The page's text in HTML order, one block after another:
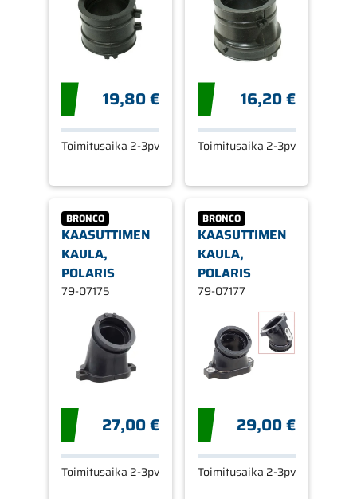
19,80 €
Toimitusaika 2-3pv
16,20 €
Toimitusaika 2-3pv
BRONCO
KAASUTTIMEN
KAULA,
POLARIS
79-07175
27,00 €
Toimitusaika 2-3pv
BRONCO
KAASUTTIMEN
KAULA,
POLARIS
79-07177
29,00 €
Toimitusaika 2-3pv